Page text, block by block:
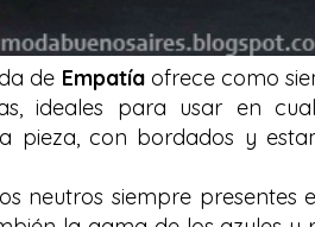
de Empatíaofrece como
ideales para usar en
pieza, con bordados y
neutros siempre presentes